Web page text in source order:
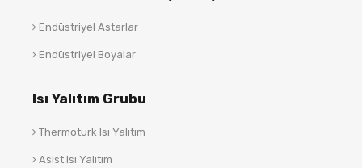
Endüstriyel Astarlar
Endüstriyel Boyalar
Isı Yalıtım Grubu
Thermoturk Isı Yalıtım
Asist Isı Yalıtım